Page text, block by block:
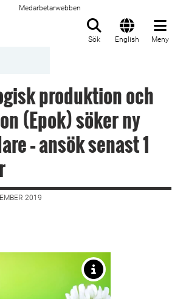
Medarbetarwebben
Sök English Meny
produktion och
(Epok) söker ny
– ansök senast 1
2019